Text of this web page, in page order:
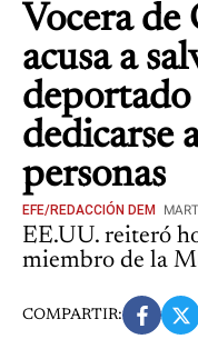
Vocera de
acusa a
dedicarse
personas
EFE/REDACCIÓN DEM
EE.UU. reiteró
miembro de la
COMPARTIR: